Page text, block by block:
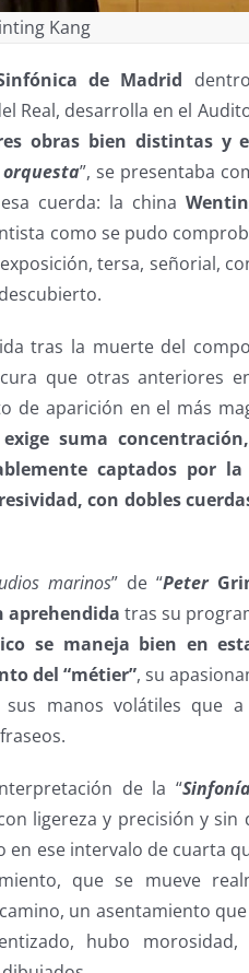
Kang
de Madrid
Real, desarrolla en el
obras bien distintas y
”, se presentaba
cuerda: la china
como se pudo
tersa, señorial,
tras la muerte del
que otras anteriores
de aparición en el más
suma
captados por
con dobles
marinos” de “Peter
aprehendida tras su
se maneja bien en
del “métier”, su
sus manos volátiles que
de la “
ligereza y precisión y sin
ese intervalo de cuarta
que se mueve
un asentamiento que
hubo